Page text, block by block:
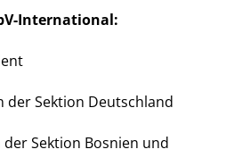
International:
der Sektion Deutschland
Sektion Bosnien und